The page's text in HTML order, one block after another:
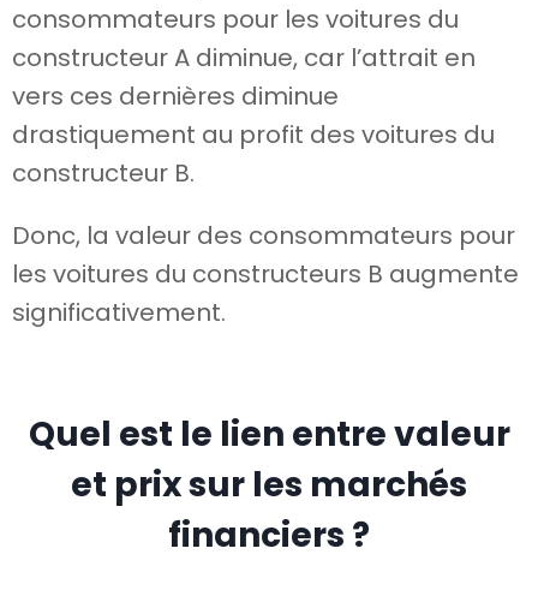
consommateurs pour les voitures du
constructeur A diminue, car l’attrait en
vers ces dernières diminue
drastiquement au profit des voitures du
constructeur B.
Donc, la valeur des consommateurs pour
les voitures du constructeurs B augmente
significativement.
Quel est le lien entre valeur
et prix sur les marchés
financiers ?